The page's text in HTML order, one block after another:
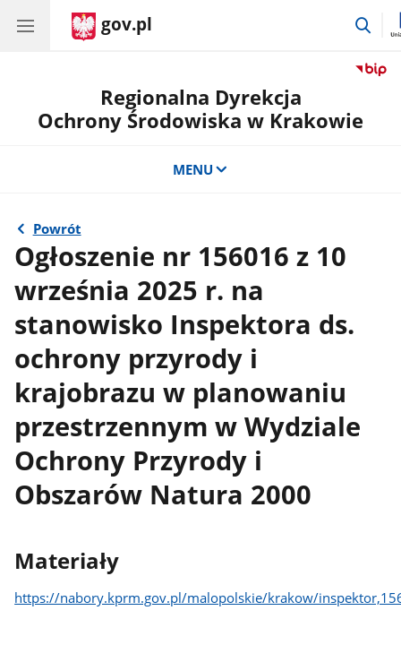
gov.pl
Regionalna Dyrekcja
Ochrony Środowiska w Krakowie
MENU
Powrót
Ogłoszenie nr 156016 z 10
września 2025 r. na
stanowisko Inspektora ds.
ochrony przyrody i
krajobrazu w planowaniu
przestrzennym w Wydziale
Ochrony Przyrody i
Obszarów Natura 2000
Materiały
https://nabory.kprm.gov.pl/malopolskie/krakow/